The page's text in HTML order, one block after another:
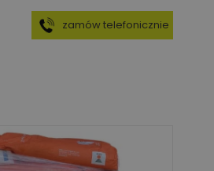
zamów telefonicznie